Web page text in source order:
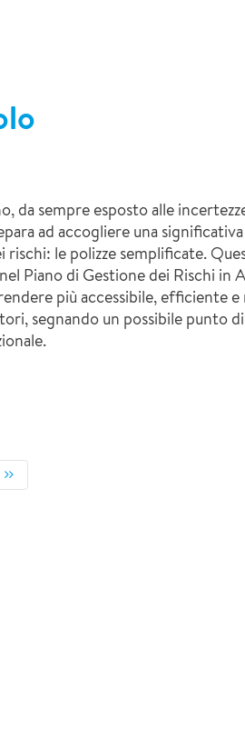
da sempre esposto alle
ad accogliere una
rischi: le polizze semplificate.
Piano di Gestione dei Rischi in
più accessibile, efficiente e
segnando un possibile punto